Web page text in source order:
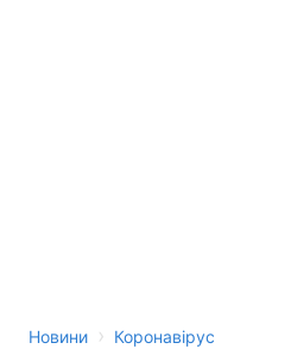
Новини › Коронавірус